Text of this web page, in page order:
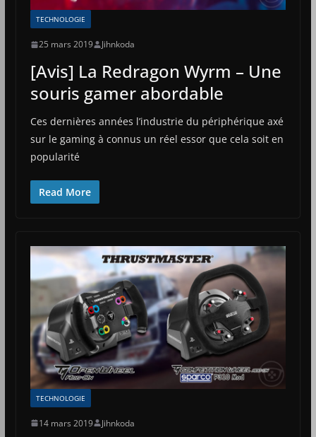
TECHNOLOGIE
25 mars 2019 Jihnkoda
[Avis] La Redragon Wyrm – Une
souris gamer abordable
Ces dernières années l’industrie du périphérique axé
sur le gaming à connus un réel essor que cela soit en
popularité
Read More
TECHNOLOGIE
14 mars 2019 Jihnkoda